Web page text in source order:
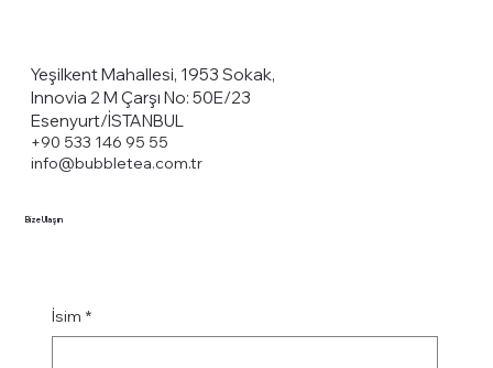
Yeşilkent Mahallesi, 1953 Sokak,
Innovia 2 M Çarşı No: 50E/23
Esenyurt/İSTANBUL
+90 533 146 95 55
info@bubbletea.com.tr
Bize Ulaşın
İsim *